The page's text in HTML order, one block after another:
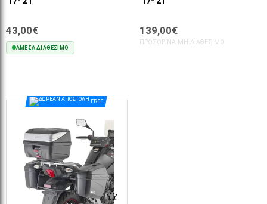
43,00€
ΆΜΕΣΑ ΔΙΑΘΈΣΙΜΟ
139,00€
ΠΡΟΣΩΡΙΝΆ ΜΗ ΔΙΑΘΈΣΙΜΟ
FREE